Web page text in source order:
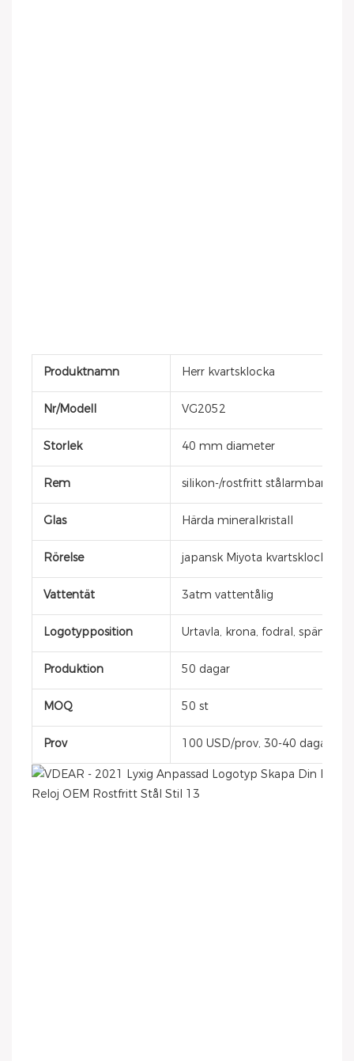
Produktnamn Herr kvartsklocka
Nr/Modell VG2052
Storlek 40 mm diameter
Rem silikon-/rostfritt stålarmband
Glas Härda mineralkristall
Rörelse japansk Miyota kvartsklocka
Vattentät 3atm vattentålig
Logotypposition Urtavla, krona, fodral, spänne,
Produktion 50 dagar
MOQ 50 st
Prov 100 USD/prov, 30-40 dagar